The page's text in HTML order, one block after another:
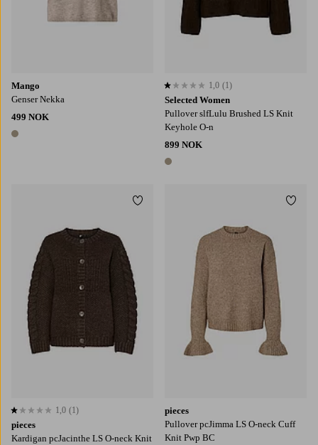
Mango
Genser Nekka
499 NOK
1 farge
Selected Women
Pullover slfLulu Brushed LS Knit
Keyhole O-n
899 NOK
1 farge
1,0 basert på 1 karaktergivninger
1,0 (1)
pieces
Kardigan pcJacinthe LS O-neck Knit
1,0 basert på 1 karaktergivninger
1,0 (1)
Legg til favoritter
pieces
Pullover pcJimma LS O-neck Cuff
Knit Pwp BC